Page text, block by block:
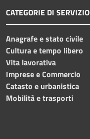
CATEGORIE DI SERVIZIO
Anagrafe e stato civile
Cultura e tempo libero
Vita lavorativa
Imprese e Commercio
Catasto e urbanistica
Mobilità e trasporti